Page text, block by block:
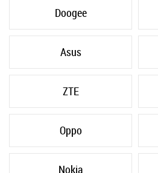
Doogee
Asus
ZTE
Oppo
Nokia